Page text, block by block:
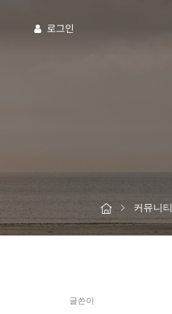
로그인
커뮤니티
글쓴이